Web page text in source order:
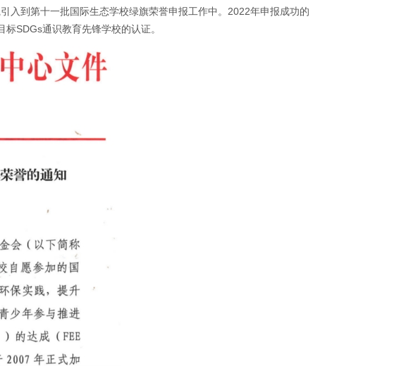
入到第十一批国际生态学校绿旗荣誉申报工作中。2022年申报成功的
SDGs通识教育先锋学校的认证。